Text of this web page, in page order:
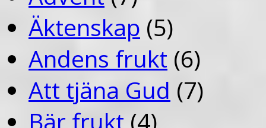
Äktenskap (5)
Andens frukt (6)
Att tjäna Gud (7)
Bär frukt (4)